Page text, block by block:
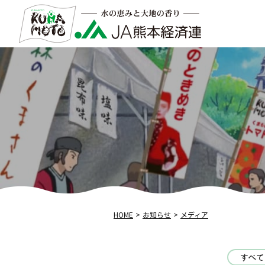
HOME お知らせ メディア
すべて